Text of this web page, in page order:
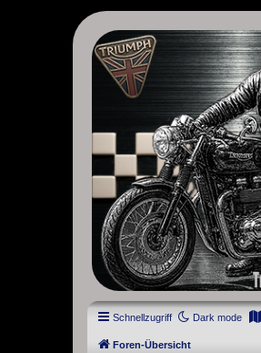
thruxton-
DAS FORUM! Alles rund um die
Street Cup, America und
Schnellzugriff Dark mode
Foren-Übersicht